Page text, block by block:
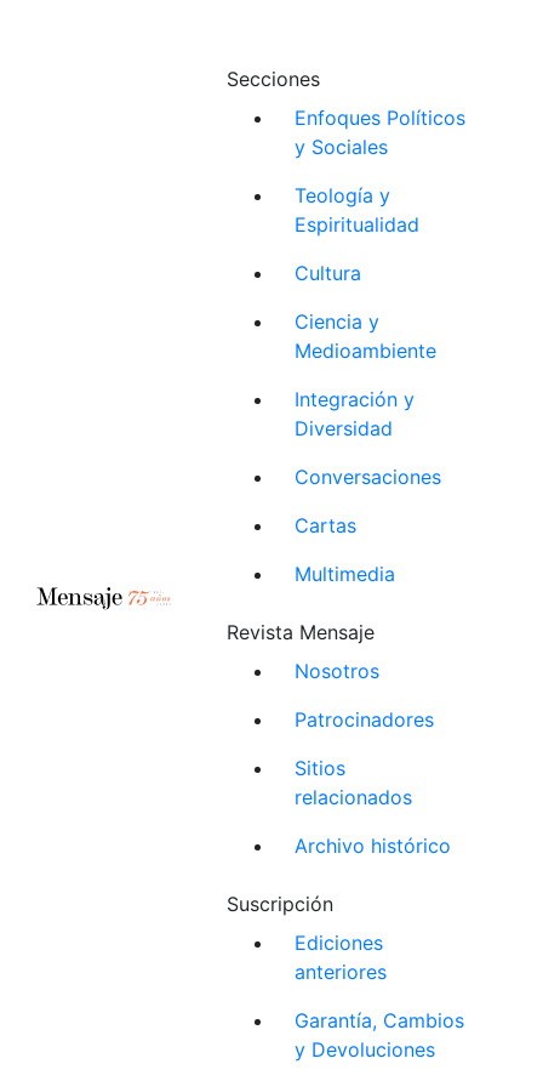
Secciones
Enfoques Políticos
y Sociales
Teología y
Espiritualidad
Cultura
Ciencia y
Medioambiente
Integración y
Diversidad
Conversaciones
Cartas
Multimedia
Revista Mensaje
Nosotros
Patrocinadores
Sitios
relacionados
Archivo histórico
Suscripción
Ediciones
anteriores
Garantía, Cambios
y Devoluciones